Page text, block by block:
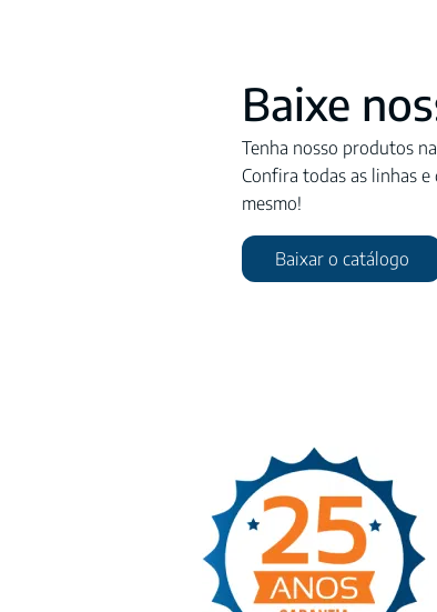
Baixe
Tenha nosso produtos
Confira todas as linhas
mesmo!
Baixar o catálogo